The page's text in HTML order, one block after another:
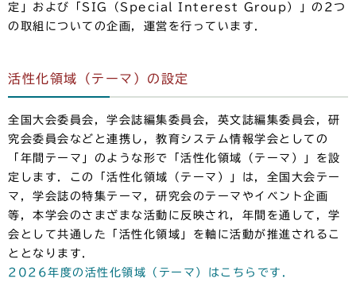
定」および「SIG（Special Interest Group）」の2つ
の取組についての企画，運営を行っています．
活性化領域（テーマ）の設定
全国大会委員会，学会誌編集委員会，英文誌編集委員会，研
究会委員会などと連携し，教育システム情報学会としての
「年間テーマ」のような形で「活性化領域（テーマ）」を設
定します．この「活性化領域（テーマ）」は，全国大会テー
マ，学会誌の特集テーマ，研究会のテーマやイベント企画
等，本学会のさまざまな活動に反映され，年間を通して，学
会として共通した「活性化領域」を軸に活動が推進されるこ
ととなります．
2026年度の活性化領域（テーマ）はこちらです．